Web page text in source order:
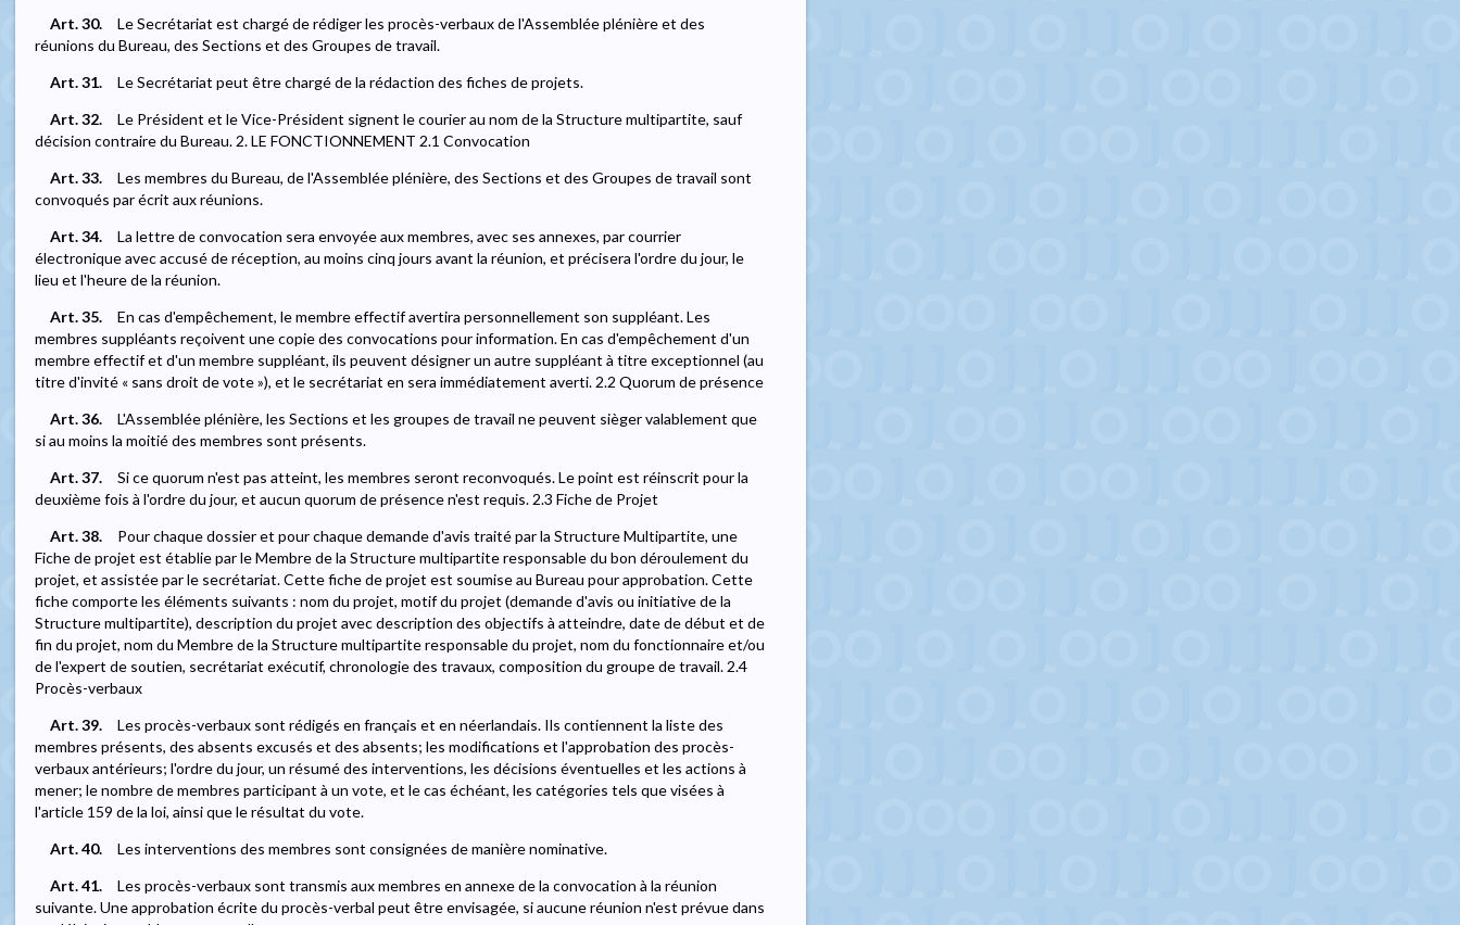
Art. 30.
Le Secrétariat est chargé de rédiger les procès-verbaux de l'Assemblée plénière et des
réunions du Bureau, des Sections et des Groupes de travail.
Art. 31.
Le Secrétariat peut être chargé de la rédaction des fiches de projets.
Art. 32.
Le Président et le Vice-Président signent le courier au nom de la Structure multipartite, sauf
décision contraire du Bureau. 2. LE FONCTIONNEMENT 2.1 Convocation
Art. 33.
Les membres du Bureau, de l'Assemblée plénière, des Sections et des Groupes de travail sont
convoqués par écrit aux réunions.
Art. 34.
La lettre de convocation sera envoyée aux membres, avec ses annexes, par courrier
électronique avec accusé de réception, au moins cinq jours avant la réunion, et précisera l'ordre du jour, le
lieu et l'heure de la réunion.
Art. 35.
En cas d'empêchement, le membre effectif avertira personnellement son suppléant. Les
membres suppléants reçoivent une copie des convocations pour information. En cas d'empêchement d'un
membre effectif et d'un membre suppléant, ils peuvent désigner un autre suppléant à titre exceptionnel (au
titre d'invité « sans droit de vote »), et le secrétariat en sera immédiatement averti. 2.2 Quorum de présence
Art. 36.
L'Assemblée plénière, les Sections et les groupes de travail ne peuvent sièger valablement que
si au moins la moitié des membres sont présents.
Art. 37.
Si ce quorum n'est pas atteint, les membres seront reconvoqués. Le point est réinscrit pour la
deuxième fois à l'ordre du jour, et aucun quorum de présence n'est requis. 2.3 Fiche de Projet
Art. 38.
Pour chaque dossier et pour chaque demande d'avis traité par la Structure Multipartite, une
Fiche de projet est établie par le Membre de la Structure multipartite responsable du bon déroulement du
projet, et assistée par le secrétariat. Cette fiche de projet est soumise au Bureau pour approbation. Cette
fiche comporte les éléments suivants : nom du projet, motif du projet (demande d'avis ou initiative de la
Structure multipartite), description du projet avec description des objectifs à atteindre, date de début et de
fin du projet, nom du Membre de la Structure multipartite responsable du projet, nom du fonctionnaire et/ou
de l'expert de soutien, secrétariat exécutif, chronologie des travaux, composition du groupe de travail. 2.4
Procès-verbaux
Art. 39.
Les procès-verbaux sont rédigés en français et en néerlandais. Ils contiennent la liste des
membres présents, des absents excusés et des absents; les modifications et l'approbation des procès-
verbaux antérieurs; l'ordre du jour, un résumé des interventions, les décisions éventuelles et les actions à
mener; le nombre de membres participant à un vote, et le cas échéant, les catégories tels que visées à
l'article 159 de la loi, ainsi que le résultat du vote.
Art. 40.
Les interventions des membres sont consignées de manière nominative.
Art. 41.
Les procès-verbaux sont transmis aux membres en annexe de la convocation à la réunion
suivante. Une approbation écrite du procès-verbal peut être envisagée, si aucune réunion n'est prévue dans